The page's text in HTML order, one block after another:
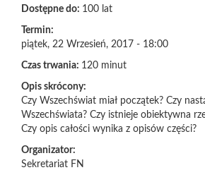
Dostępne do: 100 lat
Termin:
piątek, 22 Wrzesień, 2017 - 18:00
Czas trwania: 120 minut
Opis skrócony:
Czy Wszechświat miał początek? Czy
Wszechświata? Czy istnieje obiektywna
Czy opis całości wynika z opisów części?
Organizator:
Sekretariat FN